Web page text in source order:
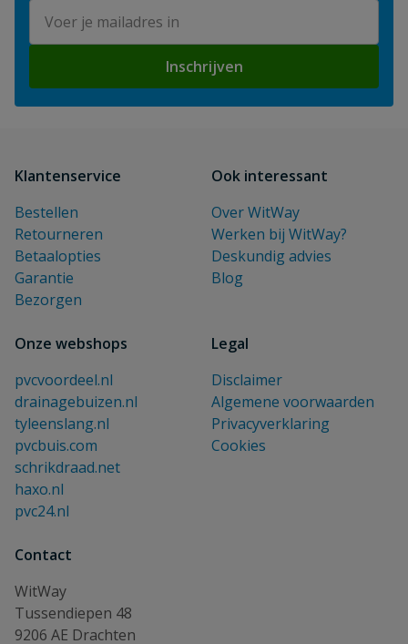
Inschrijven
Klantenservice
Bestellen
Retourneren
Betaalopties
Garantie
Bezorgen
Ook interessant
Over WitWay
Werken bij WitWay?
Deskundig advies
Blog
Onze webshops
pvcvoordeel.nl
drainagebuizen.nl
tyleenslang.nl
pvcbuis.com
schrikdraad.net
haxo.nl
pvc24.nl
Legal
Disclaimer
Algemene voorwaarden
Privacyverklaring
Cookies
Contact
WitWay
Tussendiepen 48
9206 AE Drachten